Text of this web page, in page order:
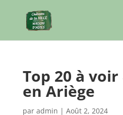
Top 20 à
en Ariège
par admin | Août 2, 2024